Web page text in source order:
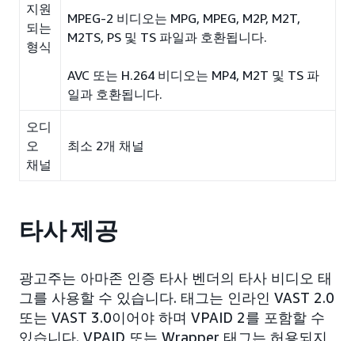
지원
되는
형식
MPEG-2 비디오는 MPG, MPEG, M2P, M2T,
M2TS, PS 및 TS 파일과 호환됩니다.
AVC 또는 H.264 비디오는 MP4, M2T 및 TS 파
일과 호환됩니다.
오디
오
채널
최소 2개 채널
타사 제공
광고주는 아마존 인증 타사 벤더의 타사 비디오 태
그를 사용할 수 있습니다. 태그는 인라인 VAST 2.0
또는 VAST 3.0이어야 하며 VPAID 2를 포함할 수
있습니다. VPAID 또는 Wrapper 태그는 허용되지